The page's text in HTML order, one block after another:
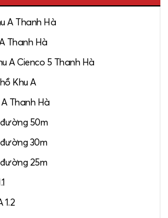
A Thanh Hà
Thanh Hà
A Cienco 5 Thanh Hà
Khu A
Thanh Hà
50m
30m
25m
1.2